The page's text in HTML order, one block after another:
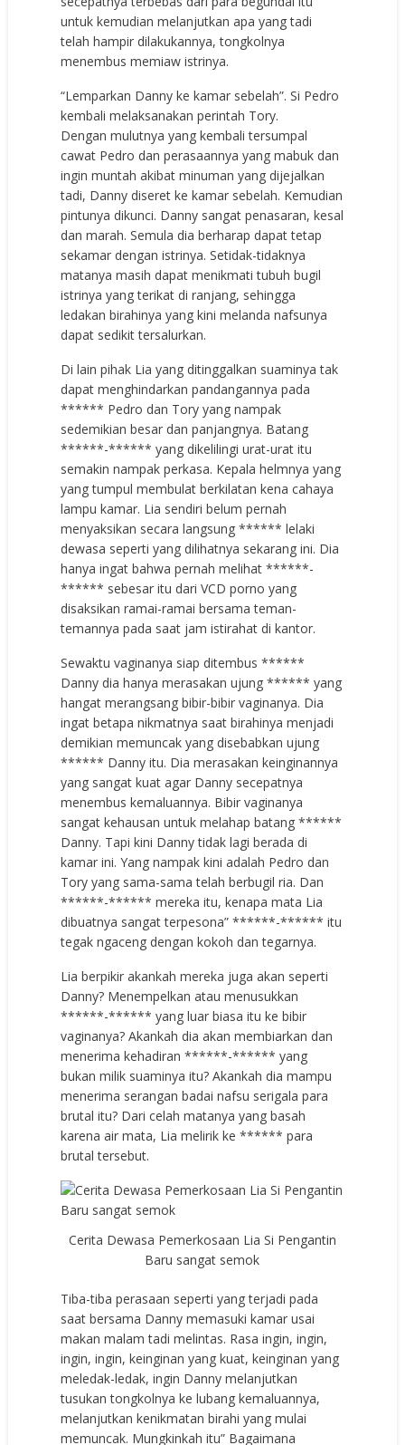
untuk kemudian melanjutkan apa yang tadi
telah hampir dilakukannya, tongkolnya
menembus memiaw istrinya.
“Lemparkan Danny ke kamar sebelah”. Si Pedro
kembali melaksanakan perintah Tory.
Dengan mulutnya yang kembali tersumpal
cawat Pedro dan perasaannya yang mabuk dan
ingin muntah akibat minuman yang dijejalkan
tadi, Danny diseret ke kamar sebelah. Kemudian
pintunya dikunci. Danny sangat penasaran, kesal
dan marah. Semula dia berharap dapat tetap
sekamar dengan istrinya. Setidak-tidaknya
matanya masih dapat menikmati tubuh bugil
istrinya yang terikat di ranjang, sehingga
ledakan birahinya yang kini melanda nafsunya
dapat sedikit tersalurkan.
Di lain pihak Lia yang ditinggalkan suaminya tak
dapat menghindarkan pandangannya pada
****** Pedro dan Tory yang nampak
sedemikian besar dan panjangnya. Batang
******-****** yang dikelilingi urat-urat itu
semakin nampak perkasa. Kepala helmnya yang
yang tumpul membulat berkilatan kena cahaya
lampu kamar. Lia sendiri belum pernah
menyaksikan secara langsung ****** lelaki
dewasa seperti yang dilihatnya sekarang ini. Dia
hanya ingat bahwa pernah melihat ******-
****** sebesar itu dari VCD porno yang
disaksikan ramai-ramai bersama teman-
temannya pada saat jam istirahat di kantor.
Sewaktu vaginanya siap ditembus ******
Danny dia hanya merasakan ujung ****** yang
hangat merangsang bibir-bibir vaginanya. Dia
ingat betapa nikmatnya saat birahinya menjadi
demikian memuncak yang disebabkan ujung
****** Danny itu. Dia merasakan keinginannya
yang sangat kuat agar Danny secepatnya
menembus kemaluannya. Bibir vaginanya
sangat kehausan untuk melahap batang ******
Danny. Tapi kini Danny tidak lagi berada di
kamar ini. Yang nampak kini adalah Pedro dan
Tory yang sama-sama telah berbugil ria. Dan
******-****** mereka itu, kenapa mata Lia
dibuatnya sangat terpesona” ******-****** itu
tegak ngaceng dengan kokoh dan tegarnya.
Lia berpikir akankah mereka juga akan seperti
Danny? Menempelkan atau menusukkan
******-****** yang luar biasa itu ke bibir
vaginanya? Akankah dia akan membiarkan dan
menerima kehadiran ******-****** yang
bukan milik suaminya itu? Akankah dia mampu
menerima serangan badai nafsu serigala para
brutal itu? Dari celah matanya yang basah
karena air mata, Lia melirik ke ****** para
brutal tersebut.
Cerita Dewasa Pemerkosaan Lia Si Pengantin
Baru sangat semok
Tiba-tiba perasaan seperti yang terjadi pada
saat bersama Danny memasuki kamar usai
makan malam tadi melintas. Rasa ingin, ingin,
ingin, ingin, keinginan yang kuat, keinginan yang
meledak-ledak, ingin Danny melanjutkan
tusukan tongkolnya ke lubang kemaluannya,
melanjutkan kenikmatan birahi yang mulai
memuncak. Mungkinkah itu” Bagaimana